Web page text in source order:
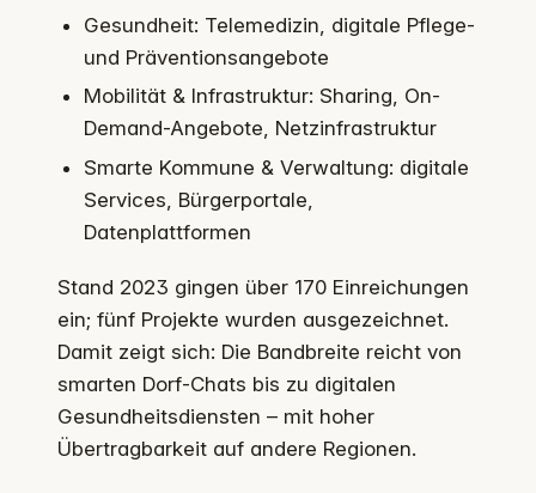
Gesundheit: Telemedizin, digitale Pflege-
und Präventionsangebote
Mobilität & Infrastruktur: Sharing, On-
Demand-Angebote, Netzinfrastruktur
Smarte Kommune & Verwaltung: digitale
Services, Bürgerportale,
Datenplattformen
Stand 2023 gingen über 170 Einreichungen
ein; fünf Projekte wurden ausgezeichnet.
Damit zeigt sich: Die Bandbreite reicht von
smarten Dorf-Chats bis zu digitalen
Gesundheitsdiensten – mit hoher
Übertragbarkeit auf andere Regionen.